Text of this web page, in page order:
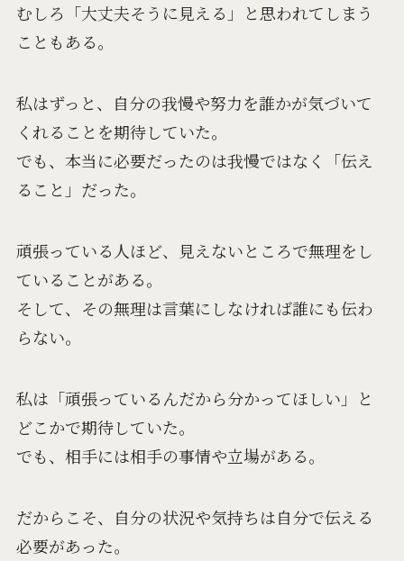
むしろ「大丈夫そうに見える」と思われてしまう
こともある。
私はずっと、自分の我慢や努力を誰かが気づいて
くれることを期待していた。
でも、本当に必要だったのは我慢ではなく「伝え
ること」だった。
頑張っている人ほど、見えないところで無理をし
ていることがある。
そして、その無理は言葉にしなければ誰にも伝わ
らない。
私は「頑張っているんだから分かってほしい」と
どこかで期待していた。
でも、相手には相手の事情や立場がある。
だからこそ、自分の状況や気持ちは自分で伝える
必要があった。